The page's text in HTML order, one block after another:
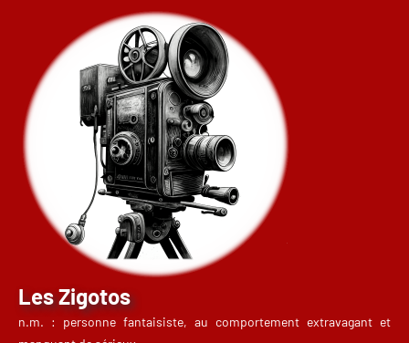
contenu
Les Zigotos
n.m. : personne fantaisiste, au comportement extravagant et